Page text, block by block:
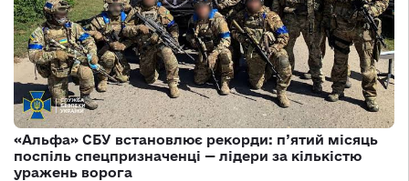
«Альфа» СБУ встановлює рекорди: п’ятий місяць
поспіль спецпризначенці — лідери за кількістю
уражень ворога